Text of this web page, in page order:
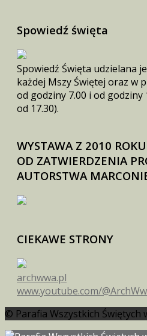
Spowiedź święta
Spowiedź Święta udzielana
każdej Mszy Świętej oraz w
od godziny 7.00 i od godziny
od 17.30).
WYSTAWA Z 2010
OD ZATWIERDZENIA
AUTORSTWA
CIEKAWE STRONY
archwwa.pl
www.youtube.com/
© Parafia Wszystkich Świętych